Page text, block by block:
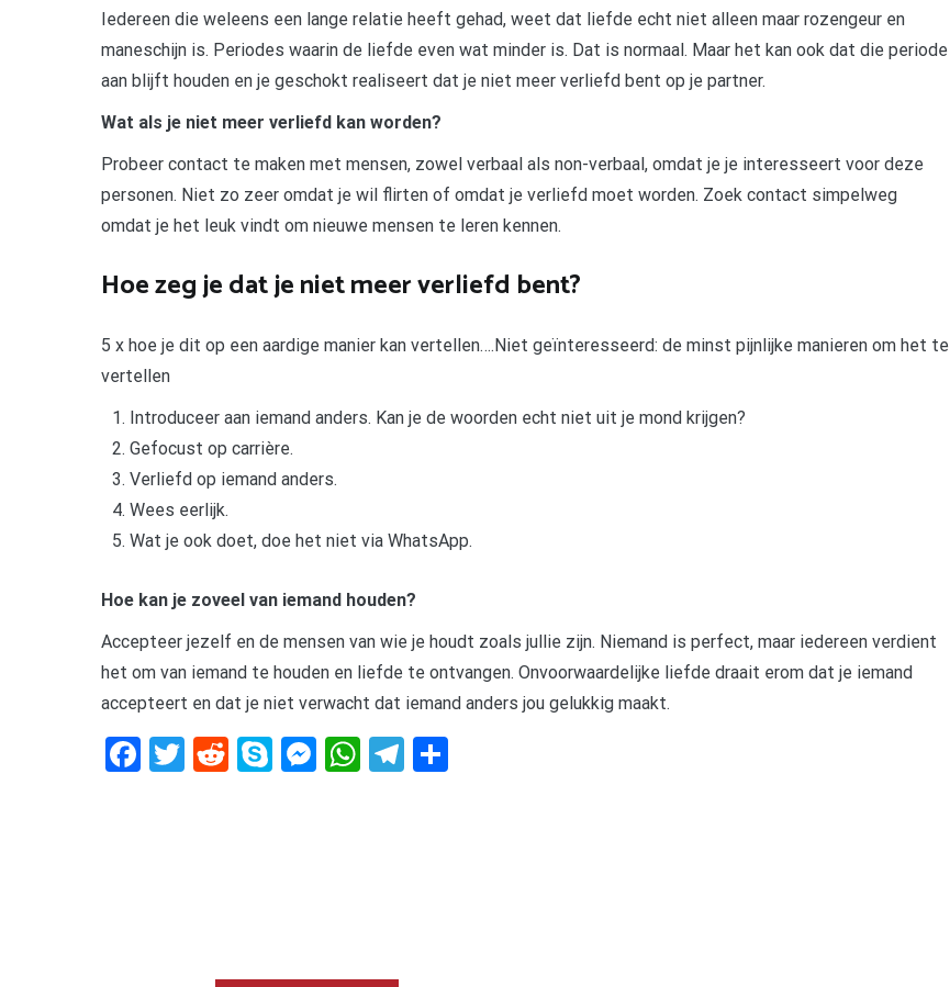
Iedereen die weleens een lange relatie heeft gehad, weet dat liefde echt niet alleen maar rozengeur en
maneschijn is. Periodes waarin de liefde even wat minder is. Dat is normaal. Maar het kan ook dat die periode
aan blijft houden en je geschokt realiseert dat je niet meer verliefd bent op je partner.
Wat als je niet meer verliefd kan worden?
Probeer contact te maken met mensen, zowel verbaal als non-verbaal, omdat je je interesseert voor deze
personen. Niet zo zeer omdat je wil flirten of omdat je verliefd moet worden. Zoek contact simpelweg
omdat je het leuk vindt om nieuwe mensen te leren kennen.
Hoe zeg je dat je niet meer verliefd bent?
5 x hoe je dit op een aardige manier kan vertellen….Niet geïnteresseerd: de minst pijnlijke manieren om het te
vertellen
Introduceer aan iemand anders. Kan je de woorden echt niet uit je mond krijgen?
Gefocust op carrière.
Verliefd op iemand anders.
Wees eerlijk.
Wat je ook doet, doe het niet via WhatsApp.
Hoe kan je zoveel van iemand houden?
Accepteer jezelf en de mensen van wie je houdt zoals jullie zijn. Niemand is perfect, maar iedereen verdient
het om van iemand te houden en liefde te ontvangen. Onvoorwaardelijke liefde draait erom dat je iemand
accepteert en dat je niet verwacht dat iemand anders jou gelukkig maakt.
Facebook
Twitter
RedditSkypeMessenger
WhatsApp
Telegram